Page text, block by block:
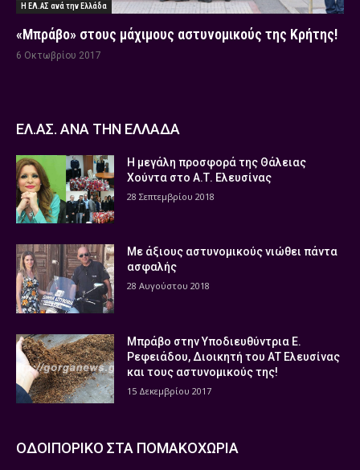
Η ΕΛ.ΑΣ ανά την Ελλάδα
«Μπράβο» στους μάχιμους αστυνομικούς της Κρήτης!
6 Οκτωβρίου 2017
ΕΛ.ΑΣ. ΑΝΑ ΤΗΝ ΕΛΛΑΔΑ
Η μεγάλη προσφορά της Θάλειας
Χούντα στο Α.Τ. Ελευσίνας
28 Σεπτεμβρίου 2018
Με άξιους αστυνομικούς νιώθει πάντα
ασφαλής
28 Αυγούστου 2018
Μπράβο στην Υποδιευθύντρια Ε.
Ρεφειάδου, Διοικητή του ΑΤ Ελευσίνας
και τους αστυνομικούς της!
15 Δεκεμβρίου 2017
ΟΔΟΙΠΟΡΙΚΟ ΣΤΑ ΠΟΜΑΚΟΧΩΡΙΑ